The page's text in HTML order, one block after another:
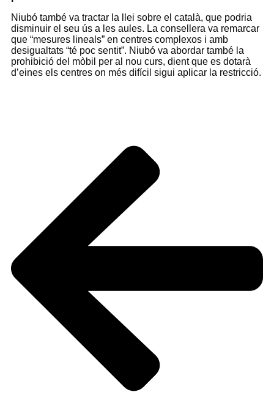
Niubó també va tractar la llei sobre el català, que podria
disminuir el seu ús a les aules. La consellera va remarcar
que “mesures lineals” en centres complexos i amb
desigualtats “té poc sentit”. Niubó va abordar també la
prohibició del mòbil per al nou curs, dient que es dotarà
d’eines els centres on més difícil sigui aplicar la restricció.